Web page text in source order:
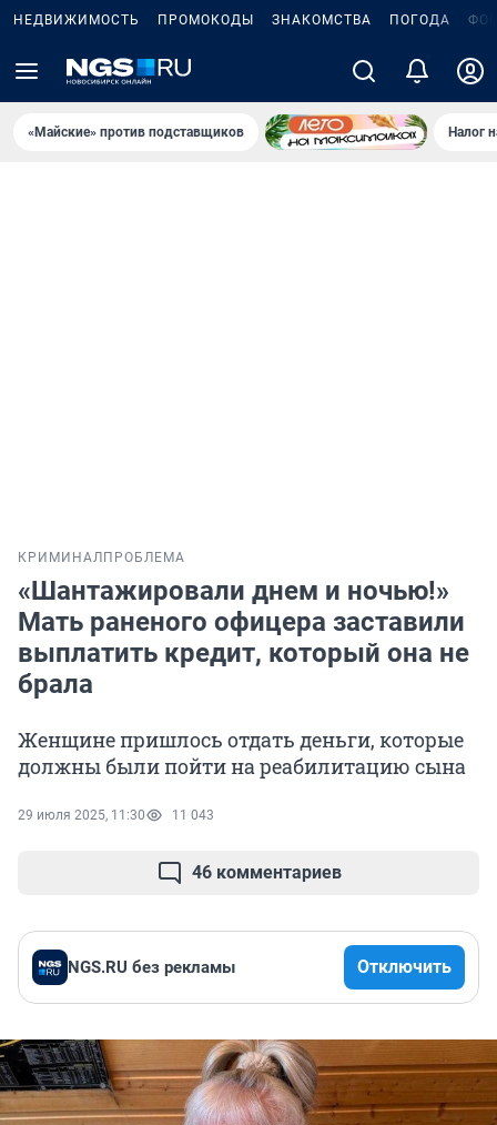
НЕДВИЖИМОСТЬ ПРОМОКОДЫ ЗНАКОМСТВА ПОГОДА
«Майские» против подставщиков Налог
КРИМИНАЛ ПРОБЛЕМА
«Шантажировали днем и ночью!»
Мать раненого офицера заставили
выплатить кредит, который она не
брала
Женщине пришлось отдать деньги, которые
должны были пойти на реабилитацию сына
29 июля 2025, 11:30 11 043
46 комментариев
NGS.RU без рекламы Отключить